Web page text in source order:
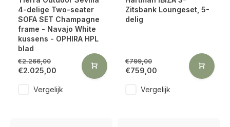
4-delige Two-seater
SOFA SET Champagne
frame - Navajo White
kussens - OPHIRA HPL
blad
€2.266,00
€2.025,00
Vergelijk
Zitsbank Loungeset, 5-
delig
€799,00
€759,00
Vergelijk